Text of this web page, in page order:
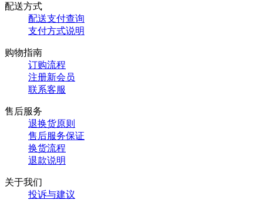
配送方式
配送支付查询
支付方式说明
购物指南
订购流程
注册新会员
联系客服
售后服务
退换货原则
售后服务保证
换货流程
退款说明
关于我们
投诉与建议